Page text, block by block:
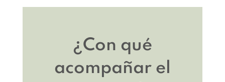
¿Con qué
acompañar el